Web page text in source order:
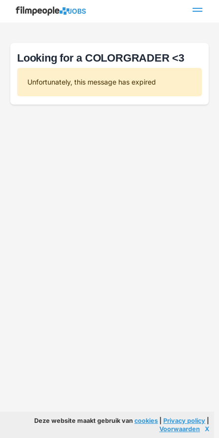
JOBS
Looking for a COLORGRADER <3
Unfortunately, this message has expired
Deze website maakt gebruik van cookies Privacy policy
Voorwaarden
X